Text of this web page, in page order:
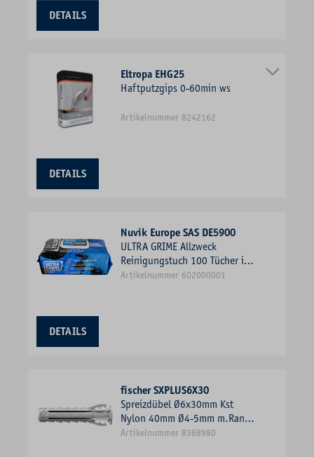
DETAILS
Eltropa EHG25
Haftputzgips 0-60min ws
Artikelnummer 8242162
DETAILS
Nuvik Europe SAS DE5900
ULTRA GRIME Allzweck
Reinigungstuch 100 Tücher in
einem Pack
Artikelnummer 602000001
DETAILS
fischer SXPLUS6X30
Spreizdübel Ø6x30mm Kst
Nylon 40mm Ø4-5mm m.Rand
f.Gasbeton
Artikelnummer 8368980